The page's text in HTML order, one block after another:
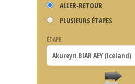
ALLER-RETOUR
PLUSIEURS ÉTAPES
ÉTAPE